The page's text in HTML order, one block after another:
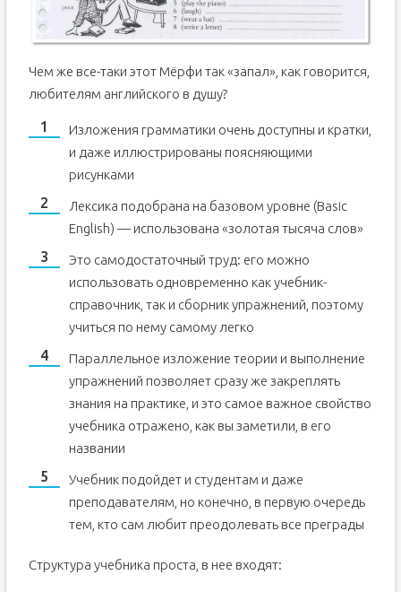
Чем же все-таки этот Мëрфи так «запал», как говорится,
любителям английского в душу?
Изложения грамматики очень доступны и кратки,
и даже иллюстрированы поясняющими
рисунками
Лексика подобрана на базовом уровне (Basic
English) — использована «золотая тысяча слов»
Это самодостаточный труд: его можно
использовать одновременно как учебник-
справочник, так и сборник упражнений, поэтому
учиться по нему самому легко
Параллельное изложение теории и выполнение
упражнений позволяет сразу же закреплять
знания на практике, и это самое важное свойство
учебника отражено, как вы заметили, в его
названии
Учебник подойдет и студентам и даже
преподавателям, но конечно, в первую очередь
тем, кто сам любит преодолевать все преграды
Структура учебника проста, в нее входят: